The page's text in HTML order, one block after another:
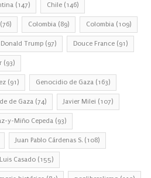
(147) Chile (146)
(76) Colombia (89) Colombia (109)
Donald Trump (97) Douce France (91)
(93)
(91) Genocidio de Gaza (163)
de Gaza (74) Javier Milei (107)
y-Miño Cepeda (93)
Juan Pablo Cárdenas S. (108)
Luis Casado (155)